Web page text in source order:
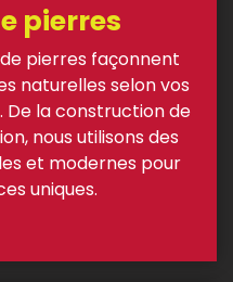
pierres
pierres façonnent
naturelles selon vos
De la construction de
nous utilisons des
et modernes pour
uniques.